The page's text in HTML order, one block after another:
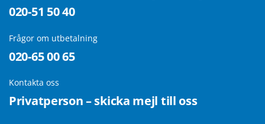
020-51 50 40
Frågor om utbetalning
020-65 00 65
Kontakta oss
Privatperson – skicka mejl till oss